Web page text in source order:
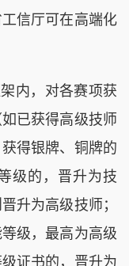
信厅可在高端化
内，对各赛项获
已获得高级技师
得银牌、铜牌的
级的，晋升为技
升为高级技师；
级，最高为高级
证书的，晋升为